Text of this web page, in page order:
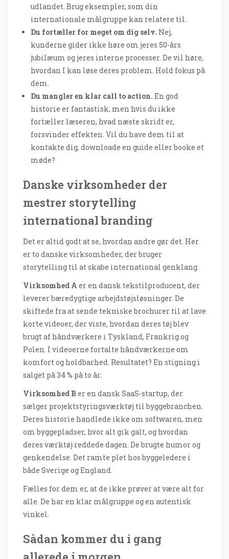
udlandet. Brug eksempler, som din
internationale målgruppe kan relatere til.
Du fortæller for meget om dig selv. Nej,
kunderne gider ikke høre om jeres 50-års
jubilæum og jeres interne processer. De vil høre,
hvordan I kan løse deres problem. Hold fokus på
dem.
Du mangler en klar call to action. En god
historie er fantastisk, men hvis du ikke
fortæller læseren, hvad næste skridt er,
forsvinder effekten. Vil du have dem til at
kontakte dig, downloade en guide eller booke et
møde?
Danske virksomheder der
mestrer storytelling
international branding
Det er altid godt at se, hvordan andre gør det. Her
er to danske virksomheder, der bruger
storytelling til at skabe international genklang.
Virksomhed A er en dansk tekstilproducent, der
leverer bæredygtige arbejdstøjsløsninger. De
skiftede fra at sende tekniske brochurer til at lave
korte videoer, der viste, hvordan deres tøj blev
brugt af håndværkere i Tyskland, Frankrig og
Polen. I videoerne fortalte håndværkerne om
komfort og holdbarhed. Resultatet? En stigning i
salget på 34 % på to år.
Virksomhed B er en dansk SaaS-startup, der
sælger projektstyringsværktøj til byggebranchen.
Deres historie handlede ikke om softwaren, men
om byggepladser, hvor alt gik galt, og hvordan
deres værktøj reddede dagen. De brugte humor og
genkendelse. Det ramte plet hos byggeledere i
både Sverige og England.
Fælles for dem er, at de ikke prøver at være alt for
alle. De har en klar målgruppe og en autentisk
vinkel.
Sådan kommer du i gang